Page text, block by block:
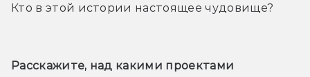
Кто в этой истории настоящее чудовище?
Расскажите, над какими проектами